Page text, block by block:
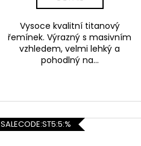
Vysoce kvalitní titanový
řemínek. Výrazný s masivním
vzhledem, velmi lehký a
pohodlný na...
SALECODE:ST5:5:%